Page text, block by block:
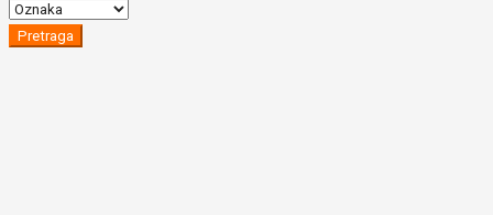
Pretraga